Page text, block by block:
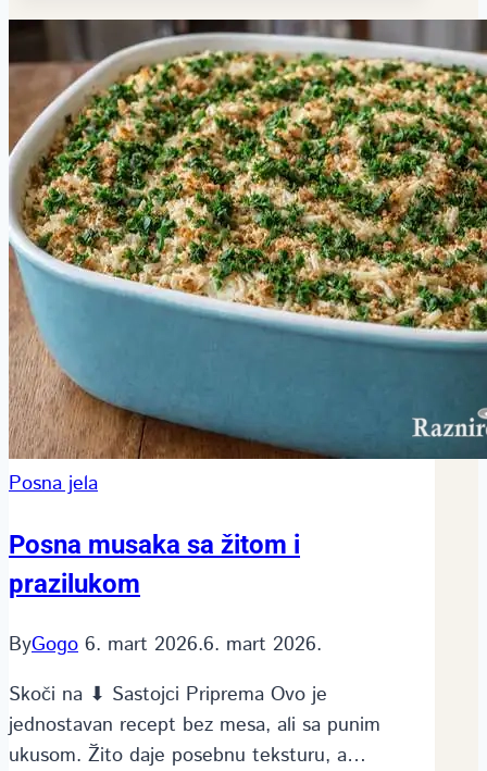
Posna jela
Posna musaka sa žitom i
prazilukom
ByGogo 6. mart 2026.6. mart 2026.
Skoči na ⬇ Sastojci Priprema Ovo je
jednostavan recept bez mesa, ali sa punim
ukusom. Žito daje posebnu teksturu, a…